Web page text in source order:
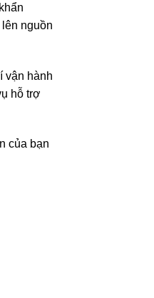
nguồn
vận hành
hỗ trợ
của bạn